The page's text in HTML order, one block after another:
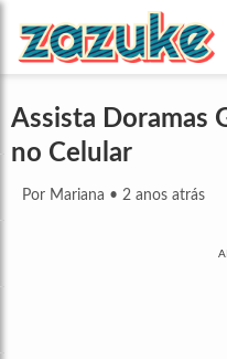
Assista Doramas
no Celular
Por Mariana • 2 anos atrás